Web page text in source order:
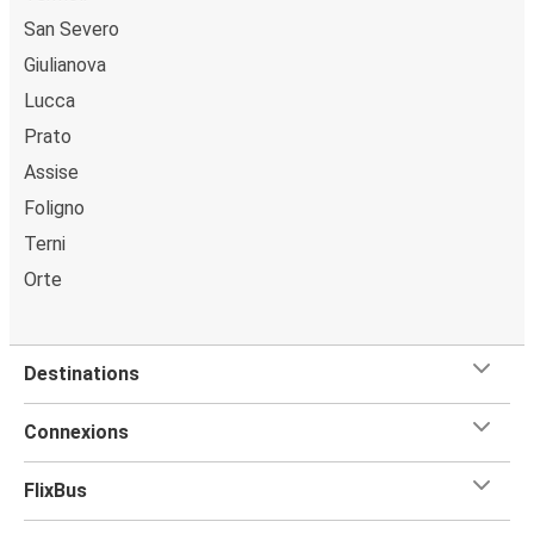
San Severo
Giulianova
Lucca
Prato
Assise
Foligno
Terni
Orte
Destinations
Connexions
FlixBus